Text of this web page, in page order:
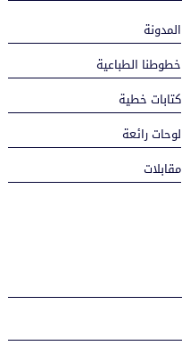
المدونة
خطوطنا الطباعية
كتابات خطية
لوحات رائعة
مقابلات